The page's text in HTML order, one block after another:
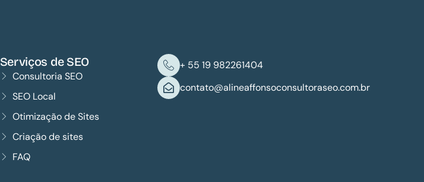
Serviços de SEO
Consultoria SEO
SEO Local
Otimização de Sites
Criação de sites
FAQ
+ 55 19 982261404
contato@alineaffonsoconsultoraseo.com.br